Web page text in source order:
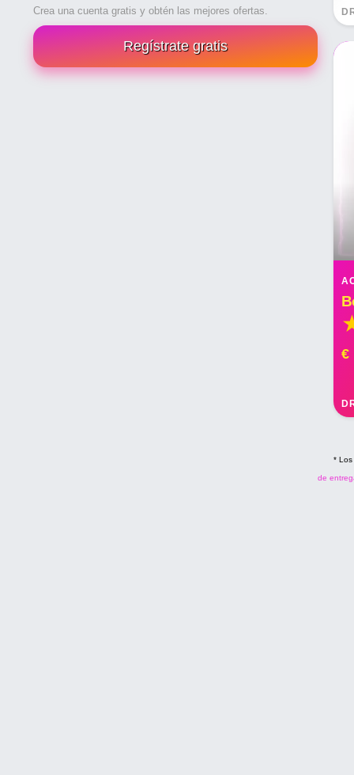
Crea una cuenta gratis y obtén las mejores ofertas.
Regístrate gratis
€
* Los
de